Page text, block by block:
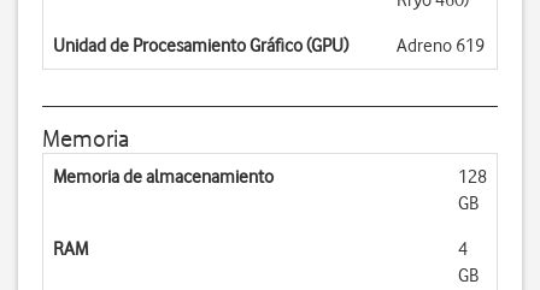
Unidad de Procesamiento Gráfico (GPU) Adreno 619
Memoria
Memoria de almacenamiento
128
GB
RAM
4
GB